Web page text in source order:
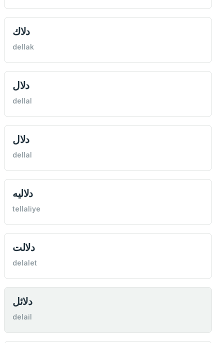
دلاك
dellak
دلال
dellal
دلال
dellal
دلاليه
tellaliye
دلالت
delalet
دلائل
delail